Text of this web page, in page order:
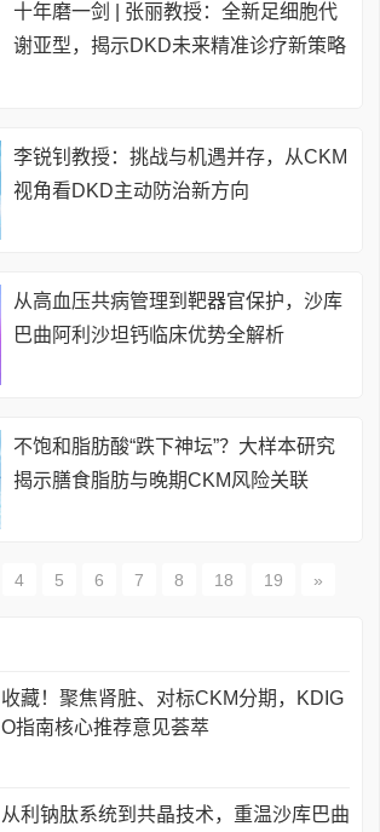
十年磨一剑 | 张丽教授：全新足细胞代
谢亚型，揭示DKD未来精准诊疗新策略
李锐钊教授：挑战与机遇并存，从CKM
视角看DKD主动防治新方向
从高血压共病管理到靶器官保护，沙库
巴曲阿利沙坦钙临床优势全解析
不饱和脂肪酸“跌下神坛”？大样本研究
揭示膳食脂肪与晚期CKM风险关联
4 5 6 7 8 18 19 »
收藏！聚焦肾脏、对标CKM分期，KDIG
O指南核心推荐意见荟萃
从利钠肽系统到共晶技术，重温沙库巴曲